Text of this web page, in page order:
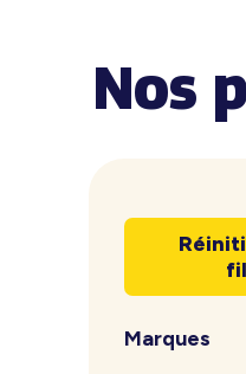
Nos
Marques